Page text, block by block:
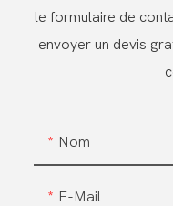
le formulaire de
envoyer un devis
Nom
E-Mail